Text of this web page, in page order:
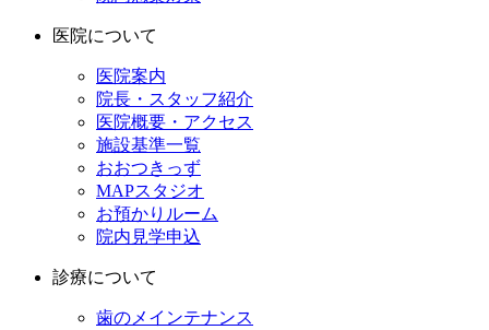
医院について
医院案内
院長・スタッフ紹介
医院概要・アクセス
施設基準一覧
おおつきっず
MAPスタジオ
お預かりルーム
院内見学申込
診療について
歯のメインテナンス